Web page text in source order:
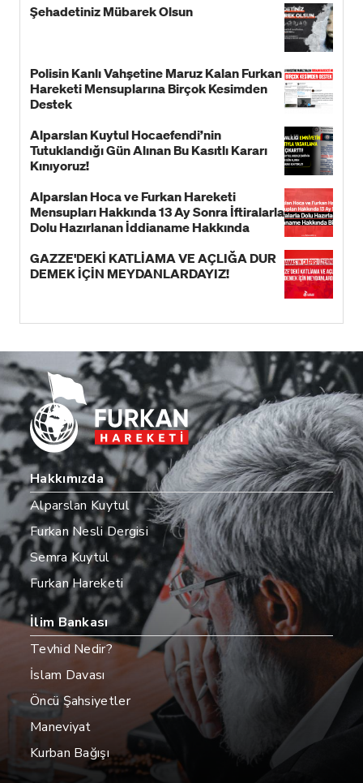
Şehadetiniz Mübarek Olsun
Polisin Kanlı Vahşetine Maruz Kalan Furkan
Hareketi Mensuplarına Birçok Kesimden
Destek
Alparslan Kuytul Hocaefendi’nin
Tutuklandığı Gün Alınan Bu Kasıtlı Kararı
Kınıyoruz!
Alparslan Hoca ve Furkan Hareketi
Mensupları Hakkında 13 Ay Sonra İftiralarla
Dolu Hazırlanan İddianame Hakkında
GAZZE'DEKİ KATLİAMA VE AÇLIĞA DUR
DEMEK İÇİN MEYDANLARDAYIZ!
Hakkımızda
Alparslan Kuytul
Furkan Nesli Dergisi
Semra Kuytul
Furkan Hareketi
İlim Bankası
Tevhid Nedir?
İslam Davası
Öncü Şahsiyetler
Maneviyat
Kurban Bağışı